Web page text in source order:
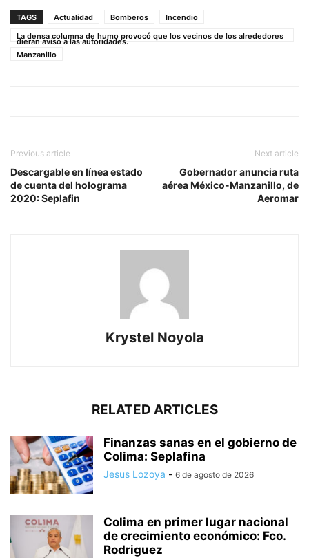
TAGS Actualidad Bomberos
Incendio
La densa columna de humo provocó que los vecinos de los alrededores
dieran aviso a las autoridades.
Manzanillo
Previous article
Descargable en línea estado
de cuenta del holograma
2020: Seplafin
Next article
Gobernador anuncia ruta
aérea México-Manzanillo, de
Aeromar
Krystel Noyola
RELATED ARTICLES
Finanzas sanas en el gobierno de
Colima: Seplafina
Jesus Lozoya - 6 de agosto de 2026
Colima en primer lugar nacional
de crecimiento económico: Fco.
Rodriguez